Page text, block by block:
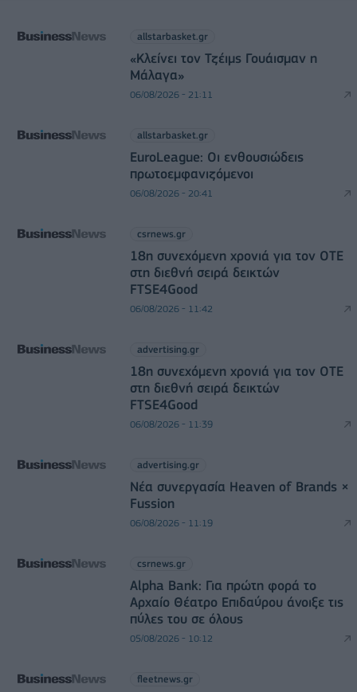
allstarbasket.gr
«Κλείνει τον Τζέιμς Γουάισμαν η
Μάλαγα»
06/08/2026 - 21:11
allstarbasket.gr
EuroLeague: Οι ενθουσιώδεις
πρωτοεμφανιζόμενοι
06/08/2026 - 20:41
csrnews.gr
18η συνεχόμενη χρονιά για τον ΟΤΕ
στη διεθνή σειρά δεικτών
FTSE4Good
06/08/2026 - 11:42
advertising.gr
18η συνεχόμενη χρονιά για τον ΟΤΕ
στη διεθνή σειρά δεικτών
FTSE4Good
06/08/2026 - 11:39
advertising.gr
Νέα συνεργασία Heaven of Brands ×
Fussion
06/08/2026 - 11:19
csrnews.gr
Alpha Bank: Για πρώτη φορά το
Αρχαίο Θέατρο Επιδαύρου άνοιξε τις
πύλες του σε όλους
05/08/2026 - 10:12
fleetnews.gr